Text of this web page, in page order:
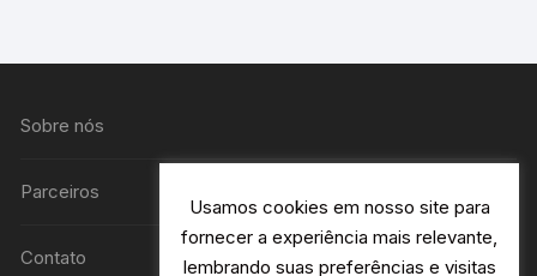
Sobre nós
Parceiros
Contato
Usamos cookies em nosso site para
fornecer a experiência mais relevante,
lembrando suas preferências e visitas